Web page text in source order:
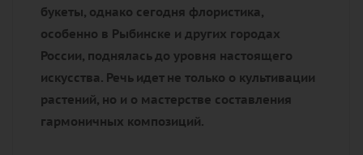
букеты, однако сегодня флористика,
особенно в Рыбинске и других городах
России, поднялась до уровня настоящего
искусства. Речь идет не только о культивации
растений, но и о мастерстве составления
гармоничных композиций.